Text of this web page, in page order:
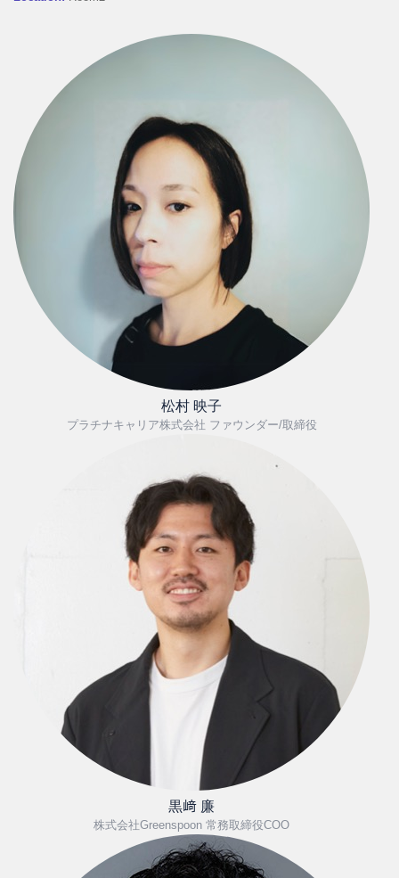
松村 映子
プラチナキャリア株式会社 ファウンダー/取締役
黒﨑 廉
株式会社Greenspoon 常務取締役COO